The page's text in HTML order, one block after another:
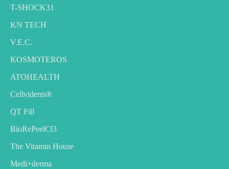
T-SHOCK31
KN TECH
V.E.C.
KOSMOTEROS
ATOHEALTH
Cellviderm®
QT Fill
BioRePeelCl3
The Vitamin House
Medi+derma